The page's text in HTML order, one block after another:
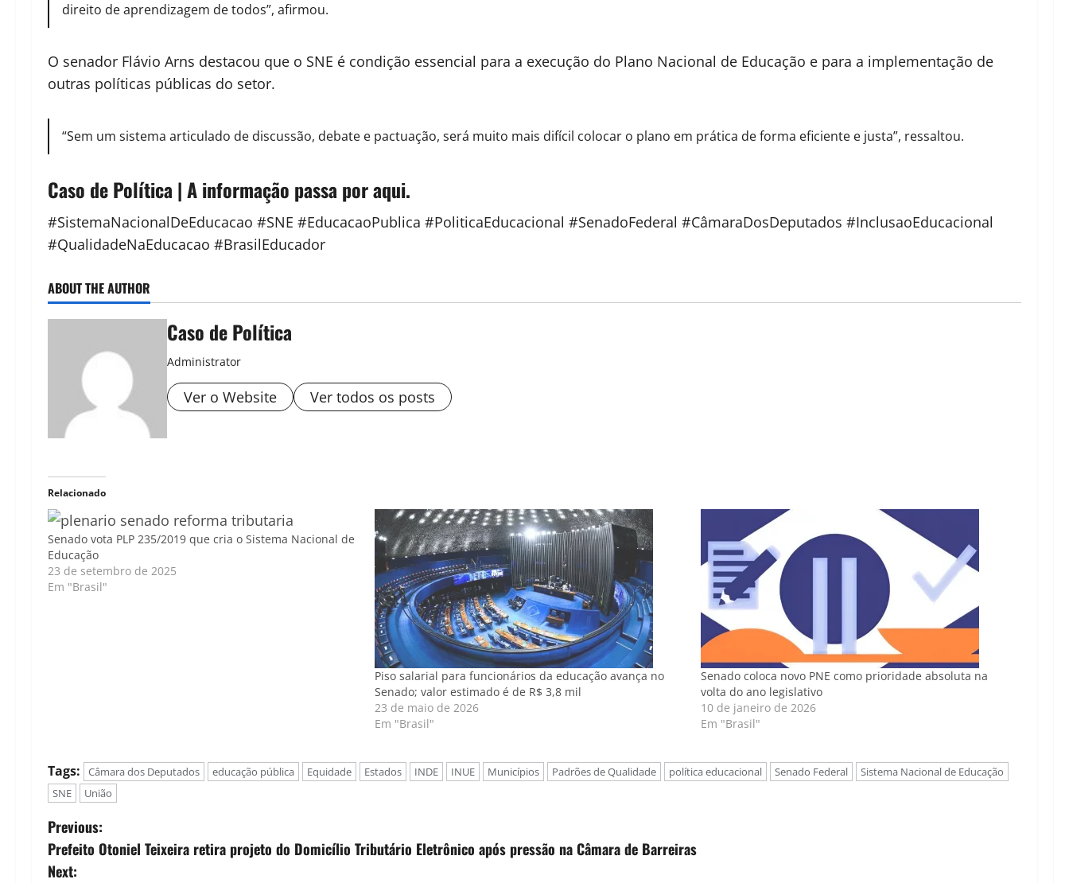
direito de aprendizagem de todos”, afirmou.
O senador Flávio Arns destacou que o SNE é condição essencial para a execução do Plano Nacional de Educação e para a implementação de
outras políticas públicas do setor.
“Sem um sistema articulado de discussão, debate e pactuação, será muito mais difícil colocar o plano em prática de forma eficiente e justa”, ressaltou.
Caso de Política | A informação passa por aqui.
#SistemaNacionalDeEducacao #SNE #EducacaoPublica #PoliticaEducacional #SenadoFederal #CâmaraDosDeputados #InclusaoEducacional
#QualidadeNaEducacao #BrasilEducador
ABOUT THE AUTHOR
Caso de Política
Administrator
Ver o Website Ver todos os posts
Relacionado
Senado vota PLP 235/2019 que cria o Sistema Nacional de
Educação
23 de setembro de 2025
Em "Brasil"
Piso salarial para funcionários da educação avança no
Senado; valor estimado é de R$ 3,8 mil
23 de maio de 2026
Em "Brasil"
Senado coloca novo PNE como prioridade absoluta na
volta do ano legislativo
10 de janeiro de 2026
Em "Brasil"
Tags: Câmara dos Deputados educação pública Equidade Estados INDE INUE Municípios Padrões de Qualidade política educacional Senado Federal
Sistema Nacional de Educação
SNE
União
P
o
Previous:
Prefeito Otoniel Teixeira retira projeto do Domicílio Tributário Eletrônico após pressão na Câmara de Barreiras
Next: